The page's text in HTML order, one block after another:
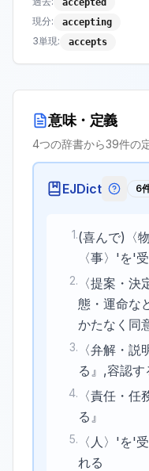
accepted
現分: accepting
3単現: accepts
意味・定義
4つの辞書から39件の
EJDict EJDict
6
1.(喜んで)〈
〈事〉'を'
2.
〈提案・
態・運命な
かたなく同
3.
〈弁解・
る』,容認す
4.
〈責任・
る』
5.
〈人〉'を'
れる